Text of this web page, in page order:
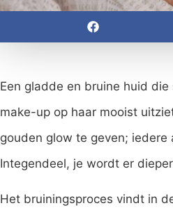
Een gladde en bruine huid
make-up op haar mooist
gouden glow te geven;
Integendeel, je wordt er
Het bruiningsproces vindt in